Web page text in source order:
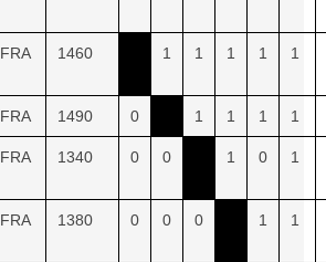
FRA 1460 1 1 1 1 1
FRA 1490 0 1 1 1 1
FRA 1340 0 0 1 0 1
FRA 1380 0 0 0 1 1